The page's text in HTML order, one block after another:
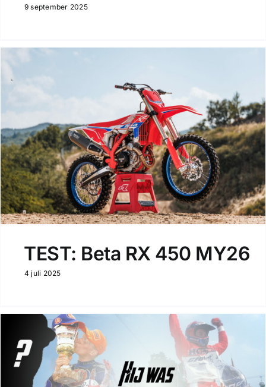
9 september 2025
TEST: Beta RX 450 MY26
4 juli 2025